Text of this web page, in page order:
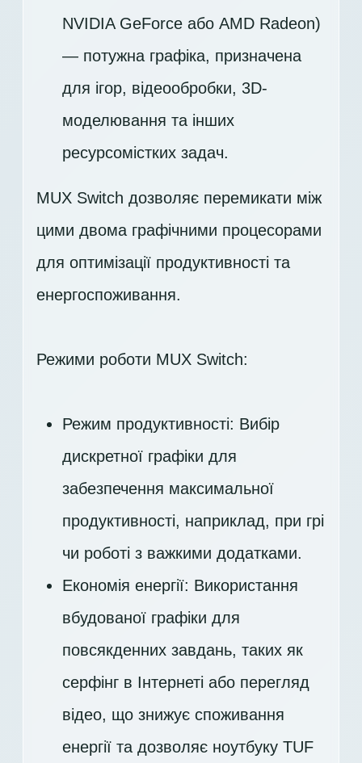
NVIDIA GeForce або AMD Radeon)
— потужна графіка, призначена
для ігор, відеообробки, 3D-
моделювання та інших
ресурсомістких задач.
MUX Switch дозволяє перемикати між
цими двома графічними процесорами
для оптимізації продуктивності та
енергоспоживання.
Режими роботи MUX Switch:
Режим продуктивності: Вибір
дискретної графіки для
забезпечення максимальної
продуктивності, наприклад, при грі
чи роботі з важкими додатками.
Економія енергії: Використання
вбудованої графіки для
повсякденних завдань, таких як
серфінг в Інтернеті або перегляд
відео, що знижує споживання
енергії та дозволяє ноутбуку TUF